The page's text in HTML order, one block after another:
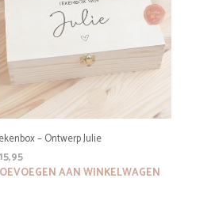
– Ontwerp Julie
15,95
AAN WINKELWAGEN